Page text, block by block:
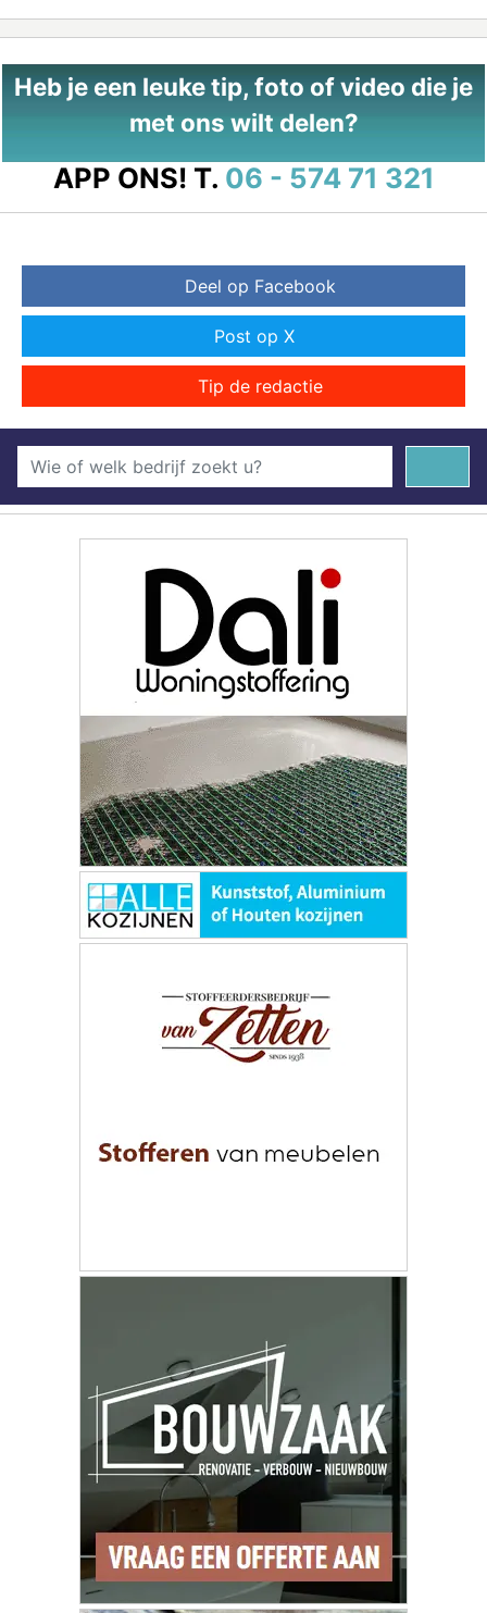
Heb je een leuke tip, foto of video die je
met ons wilt delen?
APP ONS! T. 06 - 574 71 321
Deel op Facebook
Post op X
Tip de redactie